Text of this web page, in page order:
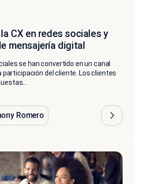
CX en redes sociales y
mensajería digital
se han convertido en un canal
participación del cliente. Los clientes
Romero